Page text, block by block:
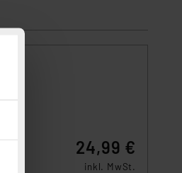
24,99 €
inkl. MwSt.